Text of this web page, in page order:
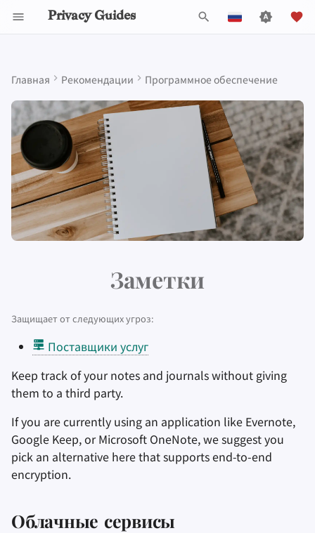
Privacy Guides
и
а
л
и
и
п
о
и
к
Español
Français
עִברִית
Italiano
Nederlands
中文 (繁體)
中文 (繁體，台灣)
имеет значение
Моделирование угроз
Распространённые
угрозы
Распространенные
Создание аккаунта
Удаление аккаунта
Технологические
аспекты
Многофакторная
аутентификация
Выбор
Безопасность
электронной почты
Продвинутые темы
Обзор Tor
Приватные платежи
Типы
коммуникационных
сетей
Операционные
системы
iOS Overview
Linux Overview
Обзор macOS
Обзор Qubes
Email Servers
File Management
Браузеры для
компьютеров
Мобильные браузеры
Browser Extensions
Data Removal Services
DNS-провайдеры
Email Aliasing
Электронная почта
Поисковые системы
VPN сервисы
Standard Notes
Notesnook
Joplin
Cryptee
Критерии
Минимальные требования к
сервисам
В лучшем случае
Security Keys Базовые приложения
Скачивание
Персональный
компьютер
Прошивки для роутера
Device Integrity Choose Your Tools
Expand Your Perspective
Support The Community
Build Alliances
Take Action!
Legal Resources
Пожертвовать
Члены команды
Политика проекта
Donation Acceptance
Executive Policy
Privacy Policy
Notices and Disclaimers
Сообщество
Участники
Онлайн-сервисы
Кодекс поведения
Traffic Statistics
написанию
Технические
руководства
Главная Рекомендации Программное обеспечение
Заметки
Защищает от следующих угроз:
Поставщики услуг
Keep track of your notes and journals without giving
them to a third party.
If you are currently using an application like Evernote,
Google Keep, or Microsoft OneNote, we suggest you
pick an alternative here that supports end-to-end
encryption.
Облачные сервисы